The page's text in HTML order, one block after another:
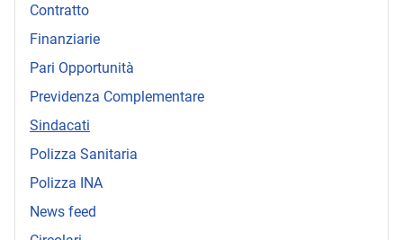
Contratto
Finanziarie
Pari Opportunità
Previdenza Complementare
Sindacati
Polizza Sanitaria
Polizza INA
News feed